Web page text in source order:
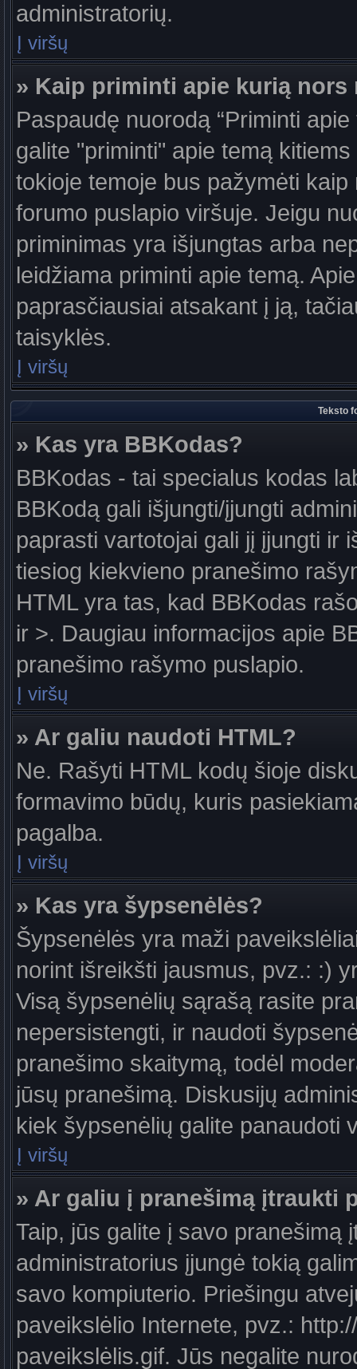
administratorių.
Į viršų
» Kaip priminti apie kurią nors
Paspaudę nuorodą “Priminti
galite "priminti" apie temą
tokioje temoje bus pažymėti
forumo puslapio viršuje. Jeigu
priminimas yra išjungtas arba
leidžiama priminti apie temą.
paprasčiausiai atsakant į ją,
taisyklės.
Į viršų
Teksto
» Kas yra BBKodas?
BBKodas - tai specialus kodas
BBKodą gali išjungti/įjungti
paprasti vartotojai gali jį įjungti ir
tiesiog kiekvieno pranešimo
HTML yra tas, kad BBKodas
ir >. Daugiau informacijos apie
pranešimo rašymo puslapio.
Į viršų
» Ar galiu naudoti HTML?
Ne. Rašyti HTML kodų šioje
formavimo būdų, kuris
pagalba.
Į viršų
» Kas yra šypsenėlės?
Šypsenėlės yra maži
norint išreikšti jausmus, pvz.: :)
Visą šypsenėlių sąrašą rasite
nepersistengti, ir naudoti
pranešimo skaitymą, todėl
jūsų pranešimą. Diskusijų
kiek šypsenėlių galite panaudoti
Į viršų
» Ar galiu į pranešimą įtraukti
Taip, jūs galite į savo pranešimą
administratorius įjungė tokią
savo kompiuterio. Priešingu
paveikslėlio Internete, pvz.:
paveikslėlis.gif. Jūs negalite